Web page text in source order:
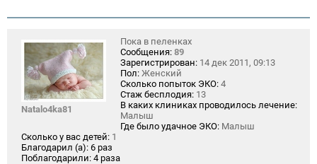
Natalo4ka81
Пока в пеленках
Сообщения: 89
Зарегистрирован: 14 дек 2011, 09:13
Пол: Женский
Сколько попыток ЭКО: 4
Стаж бесплодия: 13
В каких клиниках проводилось лечение:
Малыш
Где было удачное ЭКО: Малыш
Сколько у вас детей: 1
Благодарил (а): 6 раз
Поблагодарили: 4 раза